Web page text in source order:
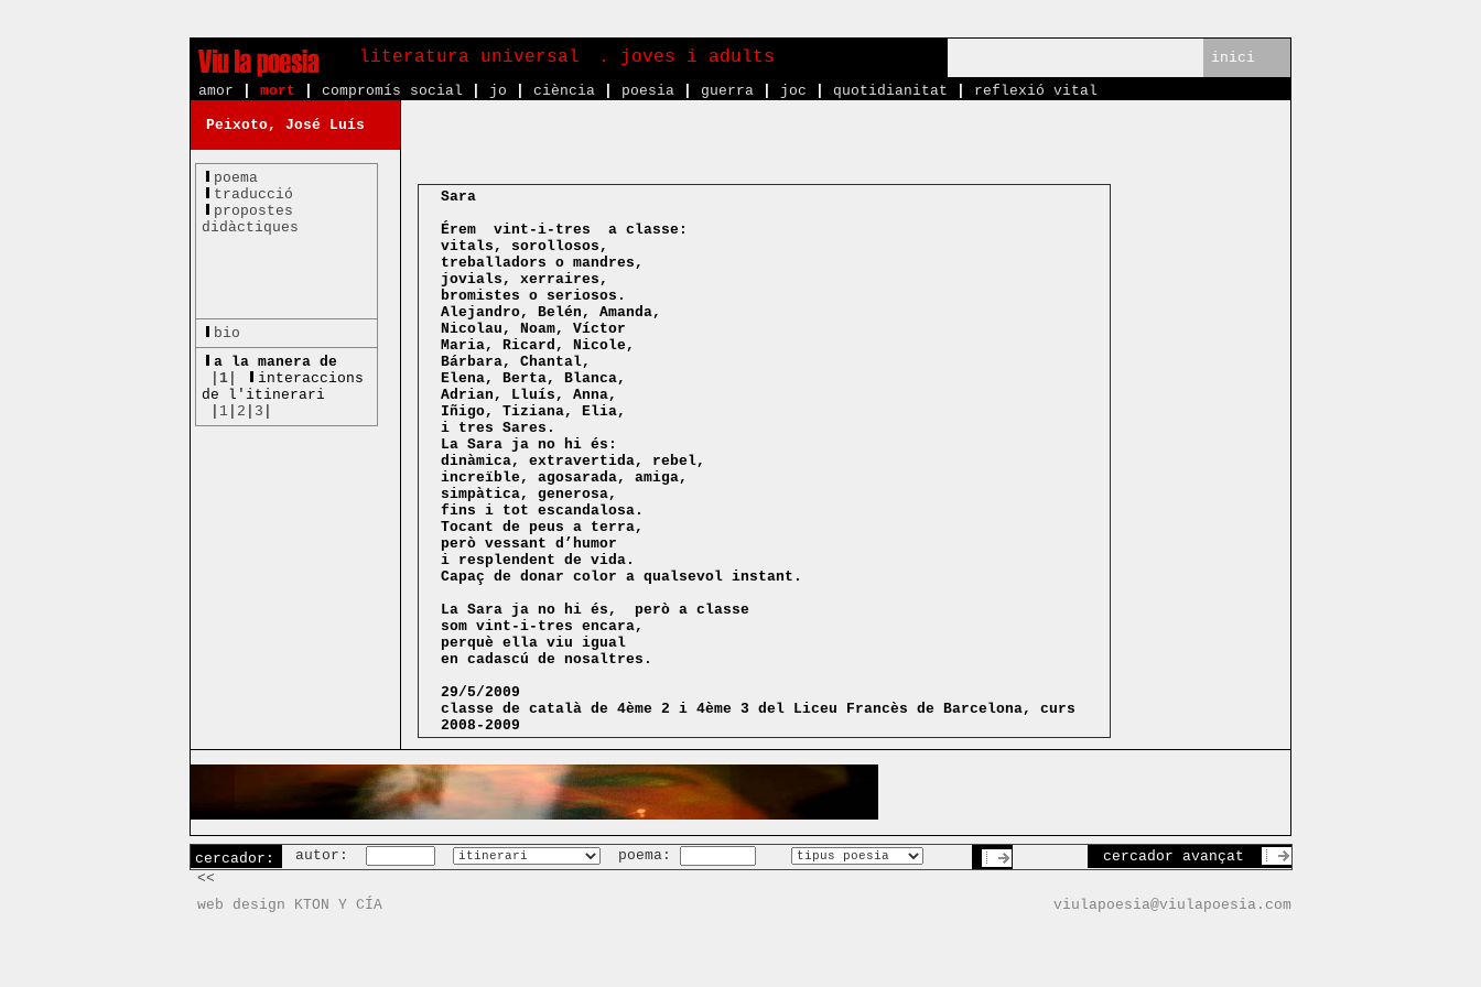
literatura universal . joves i adults
inici
amor
mort compromís social jo ciència poesia guerra joc quotidianitat reflexió vital
Peixoto, José Luís
poema
traducció
propostes
didàctiques
bio
a la manera de
1
interaccions
de l'itinerari
1 2 3
Sara
Érem
vint-i-tres
a classe:
vitals, sorollosos,
treballadors o mandres,
jovials, xerraires,
bromistes o seriosos.
Alejandro, Belén, Amanda,
Nicolau, Noam, Víctor
Maria, Ricard, Nicole,
Bárbara, Chantal,
Elena, Berta, Blanca,
Adrian, Lluís, Anna,
Iñigo, Tiziana, Elia,
i tres Sares.
La Sara ja no hi és:
dinàmica, extravertida, rebel,
increïble, agosarada, amiga,
simpàtica, generosa,
fins i tot escandalosa.
Tocant de peus a terra,
però vessant d’humor
i resplendent de vida.
Capaç de donar color a qualsevol instant.
La Sara ja no hi és,
però a classe
som vint-i-tres encara,
perquè ella viu igual
en cadascú de nosaltres.
29/5/2009
classe de català de 4ème 2 i 4ème 3 del Liceu Francès de Barcelona, curs
2008-2009
cercador: autor: poema:
cercador avançat
<<
web design KTON Y CÍA
viulapoesia@viulapoesia.com